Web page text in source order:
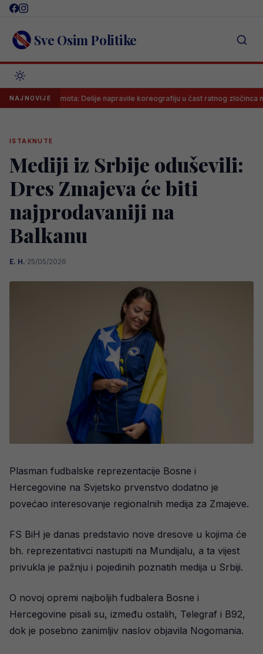
Skip
content Sve Osim Politike
NAJNOVIJE
sramota: Delije napravile koreografiju u čast ratnog zločinca na meču
ISTAKNUTE
Mediji iz Srbije oduševili:
Dres Zmajeva će biti
najprodavaniji na
Balkanu
E. H.·25/05/2026
Plasman fudbalske reprezentacije Bosne i
Hercegovine na Svjetsko prvenstvo dodatno je
povećao interesovanje regionalnih medija za Zmajeve.
FS BiH je danas predstavio nove dresove u kojima će
bh. reprezentativci nastupiti na Mundijalu, a ta vijest
privukla je pažnju i pojedinih poznatih medija u Srbiji.
O novoj opremi najboljih fudbalera Bosne i
Hercegovine pisali su, između ostalih, Telegraf i B92,
dok je posebno zanimljiv naslov objavila Nogomania.